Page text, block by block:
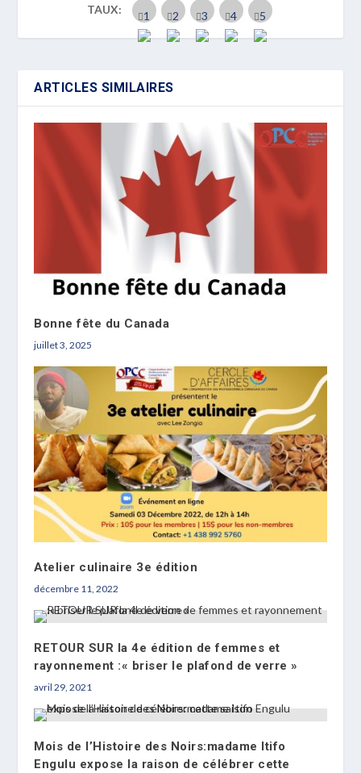
TAUX:
ARTICLES SIMILAIRES
Bonne fête du Canada
juillet 3, 2025
Atelier culinaire 3e édition
décembre 11, 2022
RETOUR SUR la 4e édition de femmes et
rayonnement :« briser le plafond de verre »
avril 29, 2021
Mois de l’Histoire des Noirs:madame Itifo
Engulu expose la raison de célébrer cette